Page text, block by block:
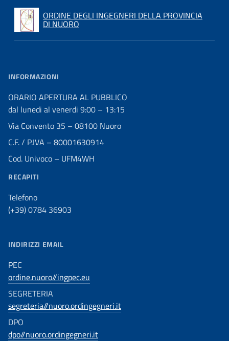
ORDINE DEGLI INGEGNERI DELLA PROVINCIA
DI NUORO
INFORMAZIONI
ORARIO APERTURA AL PUBBLICO
dal lunedi al venerdi 9:00 – 13:15
Via Convento 35 – 08100 Nuoro
C.F. / P.IVA – 80001630914
Cod. Univoco – UFM4WH
RECAPITI
Telefono
(+39) 0784 36903
INDIRIZZI EMAIL
PEC
ordine.nuoro//ingpec.eu
SEGRETERIA
segreteria//nuoro.ordingegneri.it
DPO
dpo//nuoro.ordingegneri.it